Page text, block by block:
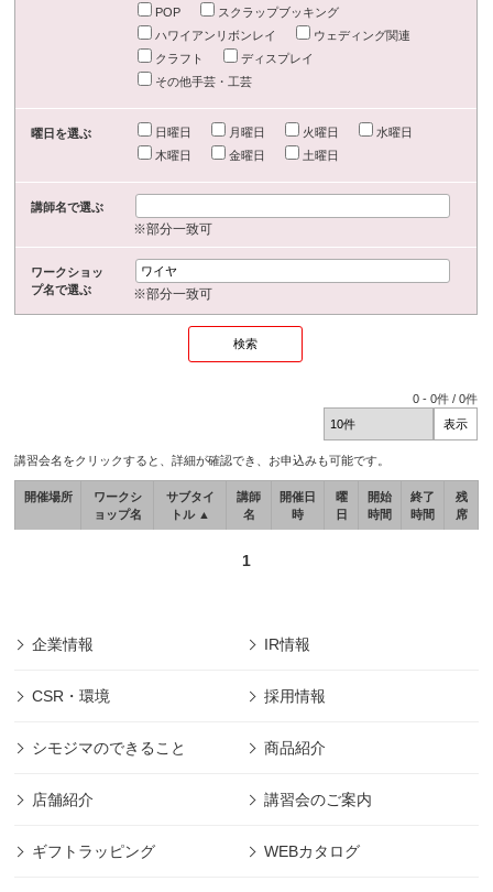
POP
スクラップブッキング
ハワイアンリボンレイ
ウェディング関連
クラフト
ディスプレイ
その他手芸・工芸
曜日を選ぶ 日曜日 月曜日 火曜日
水曜日
木曜日
金曜日 土曜日
講師名で選ぶ
※部分一致可
ワークショッ
プ名で選ぶ
※部分一致可
0 -0件 /0件
講習会名をクリックすると、詳細が確認でき、お申込みも可能です。
開催場所
ワークシ
ョップ名
サブタイ
トル ▲
講師
名
開催日
時
曜
日
開始
時間
終了
時間
残
席
1
企業情報 IR情報
CSR・環境 採用情報
シモジマのできること 商品紹介
店舗紹介 講習会のご案内
ギフトラッピング WEBカタログ